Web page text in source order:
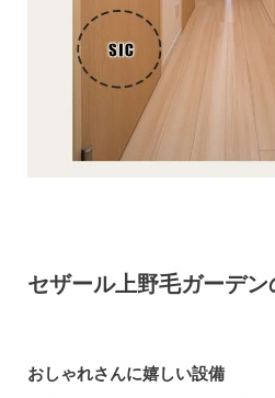
セザール上野毛ガーデ
おしゃれさんに嬉しい設備